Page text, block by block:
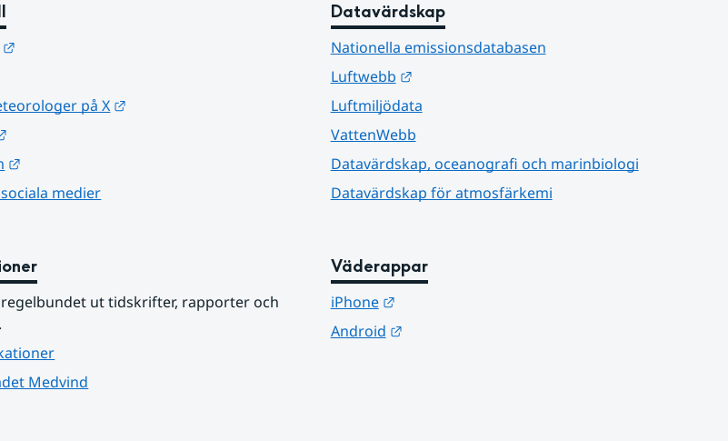
på X
medier
Datavärdskap
Nationella emissionsdatabasen
Luftwebb
Länk till annan webbplats.
Luftmiljödata
VattenWebb
Datavärdskap, oceanografi och marinbiologi
Datavärdskap för atmosfärkemi
ut tidskrifter, rapporter och
Medvind
Väderappar
iPhone
Länk till annan webbplats.
Android
Länk till annan webbplats.